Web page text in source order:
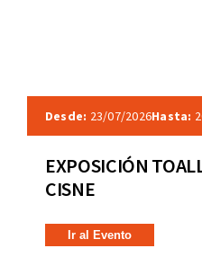
Desde: 23/07/2026Hasta:
EXPOSICIÓN
CISNE
Ir al Evento